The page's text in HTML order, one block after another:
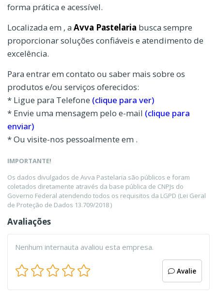
forma prática e acessível.
Localizada em , a Avva Pastelaria busca sempre
proporcionar soluções confiáveis e atendimento de
excelência.
Para entrar em contato ou saber mais sobre os
produtos e/ou serviços oferecidos:
* Ligue para Telefone (clique para ver)
* Envie uma mensagem pelo e-mail (clique para
enviar)
* Ou visite-nos pessoalmente em .
IMPORTANTE!
Os dados divulgados de Avva Pastelaria são públicos e foram
coletados diretamente através da base pública de CNPJs do
Governo Federal atendendo todos os requisitos da LGPD (Lei Geral
de Proteção de Dados 13.709/2018 )
Avaliações
Nenhum internauta avaliou esta empresa.
Avalie